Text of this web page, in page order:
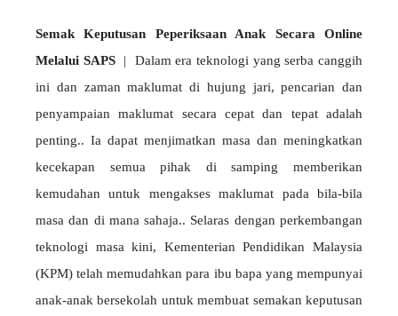
Semak Keputusan Peperiksaan Anak Secara Online
Melalui SAPS| Dalam era teknologi yang serba canggih
ini dan zaman maklumat di hujung jari, pencarian dan
penyampaian maklumat secara cepat dan tepat adalah
penting.. Ia dapat menjimatkan masa dan meningkatkan
kecekapan semua pihak di samping memberikan
kemudahan untuk mengakses maklumat pada bila-bila
masa dan di mana sahaja.. Selaras dengan perkembangan
teknologi masa kini, Kementerian Pendidikan Malaysia
(KPM) telah memudahkan para ibu bapa yang mempunyai
anak-anak bersekolah untuk membuat semakan keputusan